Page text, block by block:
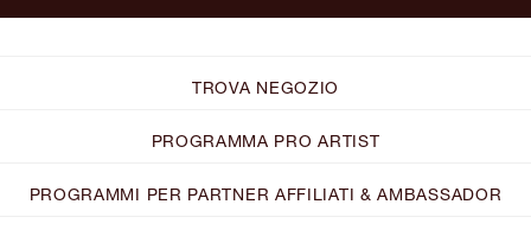
TROVA NEGOZIO
PROGRAMMA PRO ARTIST
PROGRAMMI PER PARTNER AFFILIATI & AMBASSADOR